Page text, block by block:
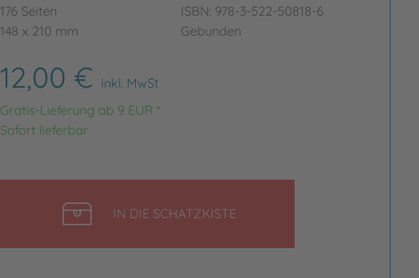
176 Seiten
148 x 210 mm
ISBN: 978-3-522-50818-6
Gebunden
12,00 € inkl. MwSt
Gratis-Lieferung ab 9 EUR *
Sofort lieferbar
IN DIE SCHATZKISTE